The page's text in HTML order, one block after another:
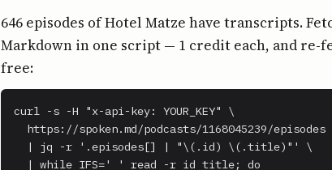
646 episodes of Hotel Matze have transcripts.
Markdown in one script — 1 credit each, and re-
free:
curl -s -H "x-api-key: YOUR_KEY" \
https://spoken.md/podcasts/1168045239/episodes
  | jq -r '.episodes[] | "\(.id) \(.title)"' \
  | while IFS=' ' read -r id title; do